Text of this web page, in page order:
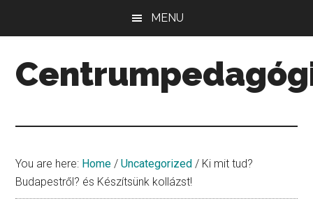
content
sidebar
sidebar
MENU
You are here: Home / Uncategorized / Ki mit tud?
Budapestről? és Készítsünk kollázst!